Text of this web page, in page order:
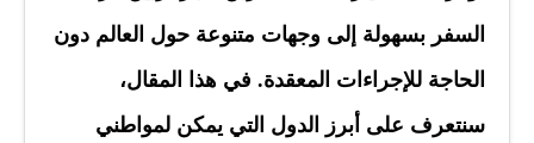
السفر بسهولة إلى وجهات متنوعة حول العالم دون
الحاجة للإجراءات المعقدة. في هذا المقال،
سنتعرف على أبرز الدول التي يمكن لمواطني